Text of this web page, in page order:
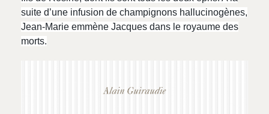
suite d’une infusion de champignons hallucinogènes,
Jean-Marie emmène Jacques dans le royaume des
morts.